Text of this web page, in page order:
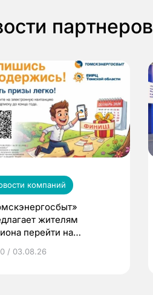
партнеров
компаний
жителям
перейти на
призы
/ 03.08.26